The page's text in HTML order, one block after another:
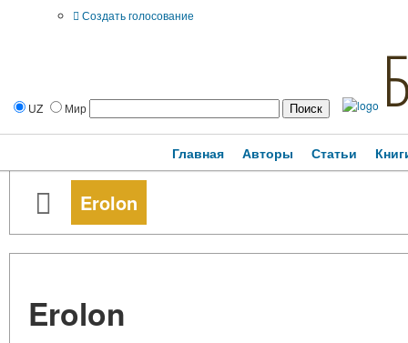
Создать голосование
UZ Мир
Главная Авторы Статьи
Erolon
Erolon